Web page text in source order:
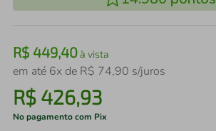
R$ 449,40à vista
em até 6x de R$ 74,90 s/juros
R$ 426,93
No pagamento com Pix